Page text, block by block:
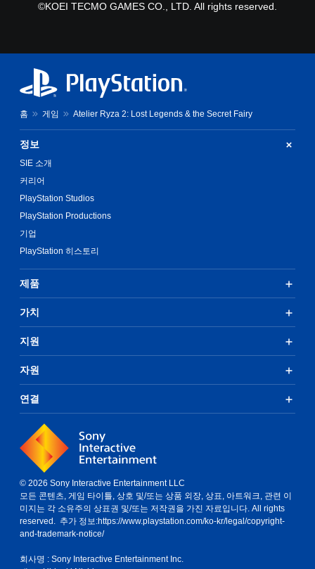
©KOEI TECMO GAMES CO., LTD. All rights reserved.
홈 게임 Atelier Ryza 2: Lost Legends & the Secret Fairy
정보
SIE 소개
커리어
PlayStation Studios
PlayStation Productions
기업
PlayStation 히스토리
제품
가치
지원
자원
연결
© 2026 Sony Interactive Entertainment LLC
모든 콘텐츠, 게임 타이틀, 상호 및/또는 상품 외장, 상표, 아트워크, 관련 이
미지는 각 소유주의 상표권 및/또는 저작권을 가진 자료입니다. All rights
reserved. 추가 정보:https://www.playstation.com/ko-kr/legal/copyright-
and-trademark-notice/
회사명 : Sony Interactive Entertainment Inc.